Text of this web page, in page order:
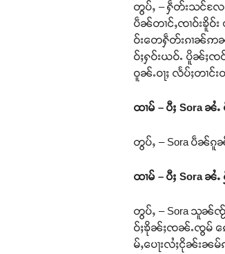
တွပ်ႇ – ႁဵတ်းသင်လႄ
ပဵၼ်တၢင်ႇၸၢဝ်းၶိူဝ်း
ဝ်းတေႁဵတ်းၵၢၼ်ဢၼ်
ဝ်ႈႁဝ်းယဝ်ႉ ပိူၼ်ႈ
ဝူၼ်ႉဝႃႈ လႅပ်ႈတၢ
ထၢမ် – ပီႈ Sora ၼႆႉ
တွပ်ႇ – Sora ပဵၼ်ၵူၼ်
ထၢမ် – ပီႈ Sora ၼႆႉ
တွပ်ႇ – Sora သူၼ်ၸႂ်
ဝ်ႈၶိုၼ်ႈၸၼ်ႉၸွမ် ၵေ
မ်ႇပေႃးလႆႈငိုၼ်းၼမ်ၵ